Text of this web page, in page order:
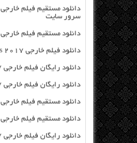
سرور سایت
دانلود مستقیم فیلم خارجی Running Wild 2017 از سرور سایت
دانلود فیلم خارجی Rings 2017 از سرور سایت
دانلود رایگان فیلم خارجی Dunkirk 2017 با لینک مستقیم
دانلود رایگان فیلم خارجی Eloise 2017 با لینک مستقیم
دانلود مستقیم فیلم خارجی Essex Heist 2017 از سرور سایت
دانلود مستقیم فیلم خارجی Get the Girl 2017 از سرور سایت
دانلود رایگان فیلم خارجی iBoy 2017 با لینک مستقیم